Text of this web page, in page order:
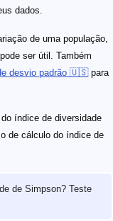
dados.
de uma população,
ser útil. Também
desvio padrão 🇺🇸para
índice de diversidade
de cálculo do índice de
de Simpson? Teste